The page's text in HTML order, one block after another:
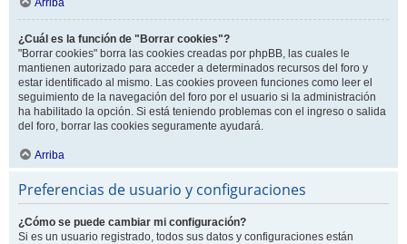
Arriba
¿Cuál es la función de "Borrar cookies"?
"Borrar cookies" borra las cookies creadas por phpBB, las cuales le
mantienen autorizado para acceder a determinados recursos del foro y
estar identificado al mismo. Las cookies proveen funciones como leer el
seguimiento de la navegación del foro por el usuario si la administración
ha habilitado la opción. Si está teniendo problemas con el ingreso o salida
del foro, borrar las cookies seguramente ayudará.
Arriba
Preferencias de usuario y configuraciones
¿Cómo se puede cambiar mi configuración?
Si es un usuario registrado, todos sus datos y configuraciones están